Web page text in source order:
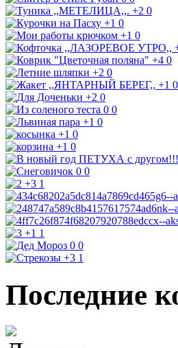
+2 0
+1 0
+1 0
+4 0
+2 0
+1 0
+2 0
0 0
+1 0
+1 0
+1 0
0 0
+3 1
+1 1
0 0
+3 1
Последние